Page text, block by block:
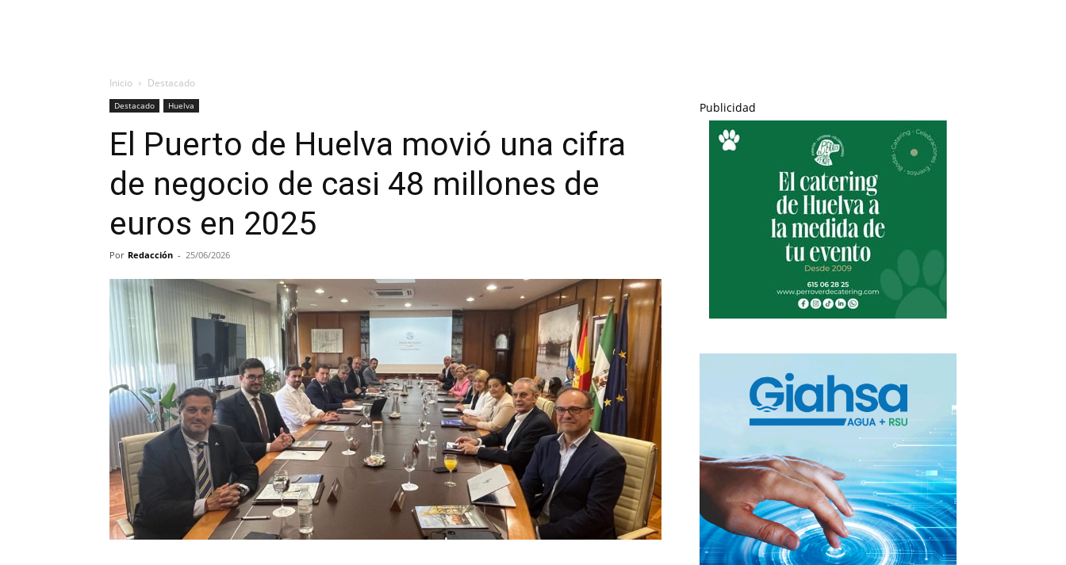
Inicio Destacado
Destacado Huelva
El Puerto de Huelva movió una cifra
de negocio de casi 48 millones de
euros en 2025
Por Redacción - 25/06/2026
Publicidad